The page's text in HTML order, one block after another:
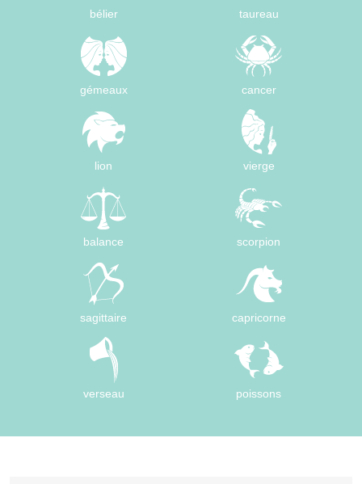
bélier taureau
gémeaux cancer
lion vierge
balance scorpion
sagittaire capricorne
verseau poissons